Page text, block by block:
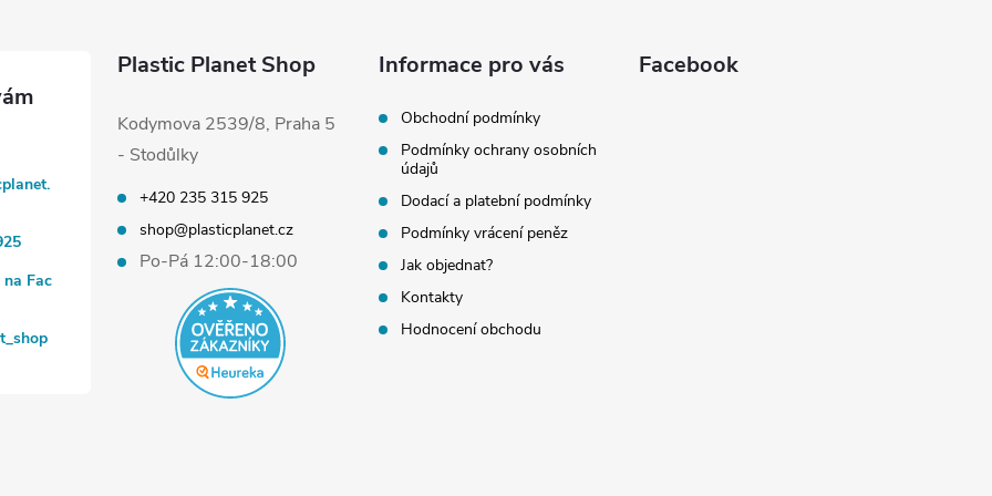
Fac
Plastic Planet Shop
Kodymova 2539/8, Praha 5
- Stodůlky
+420 235 315 925
shop@plasticplanet.cz
Po-Pá 12:00-18:00
Informace pro vás
Obchodní podmínky
Podmínky ochrany osobních
údajů
Dodací a platební podmínky
Podmínky vrácení peněz
Jak objednat?
Kontakty
Hodnocení obchodu
Facebook